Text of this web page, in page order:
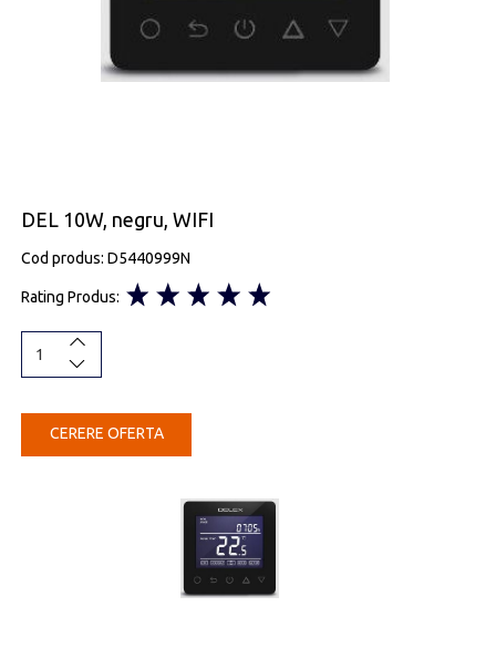
DEL 10W, negru, WIFI
Cod produs: D5440999N
Rating Produs:
CERERE OFERTA